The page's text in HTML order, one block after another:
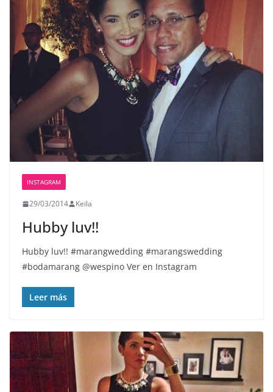
INSTAGRAM
29/03/2014 Keila
Hubby luv!!
Hubby luv!! #marangwedding #marangswedding
#bodamarang @wespino Ver en Instagram
Leer más